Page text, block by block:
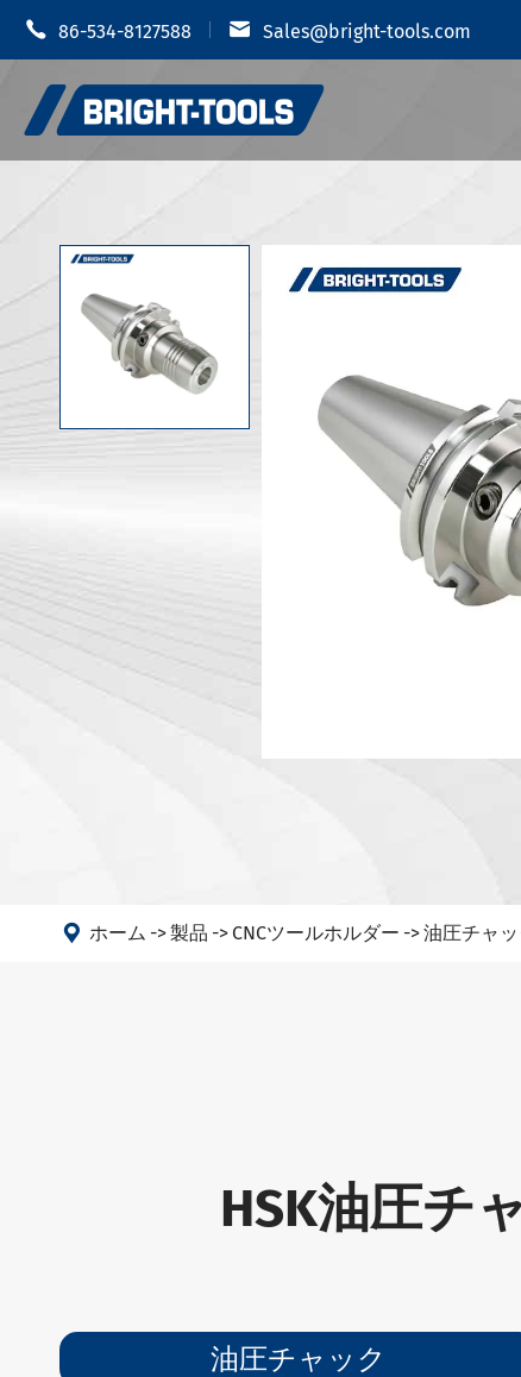
 86-534-8127588  Sales@bright-tools.com
CNCツールホルダー
静的および駆动ツール
ボーリングツール
反振動
Shrink
JIS B
JIS B
JIS B
DIN
DIN
ANSI
 ホーム 製品 CNCツールホルダー 油圧チャッ
HSK油圧チ
油圧チャック